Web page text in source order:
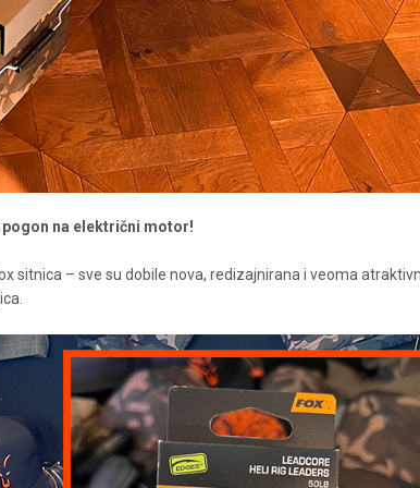
na električni motor!
sitnica – sve su dobile nova, redizajnirana i veoma